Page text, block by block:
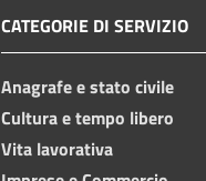
CATEGORIE DI SERVIZIO
Anagrafe e stato civile
Cultura e tempo libero
Vita lavorativa